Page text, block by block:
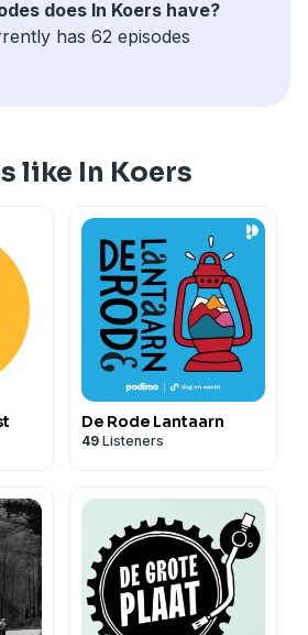
does In Koers have?
has 62 episodes
like In Koers
De Rode Lantaarn
49 Listeners